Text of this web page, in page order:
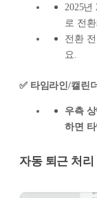
2025
로 전환
전환
요.
✅ 타임라인/캘린
우측
하면
자동 퇴근 처